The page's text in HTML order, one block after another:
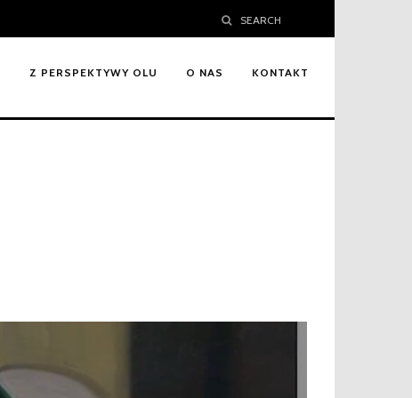
SEARCH
Z PERSPEKTYWY OLU O NAS KONTAKT